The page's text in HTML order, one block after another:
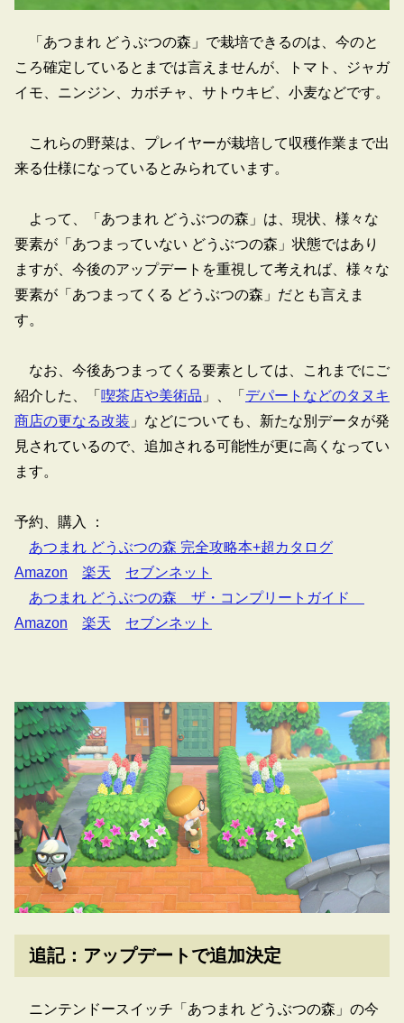
「あつまれ どうぶつの森」で栽培できるのは、今のと
ころ確定しているとまでは言えませんが、トマト、ジャガ
イモ、ニンジン、カボチャ、サトウキビ、小麦などです。
これらの野菜は、プレイヤーが栽培して収穫作業まで出
来る仕様になっているとみられています。
よって、「あつまれ どうぶつの森」は、現状、様々な
要素が「あつまっていない どうぶつの森」状態ではあり
ますが、今後のアップデートを重視して考えれば、様々な
要素が「あつまってくる どうぶつの森」だとも言えま
す。
なお、今後あつまってくる要素としては、これまでにご
紹介した、「 喫茶店や美術品 」、「 デパートなどのタヌキ
商店の更なる改装 」などについても、新たな別データが発
見されているので、追加される可能性が更に高くなってい
ます。
予約、購入 ：
あつまれ どうぶつの森 完全攻略本+超カタログ
Amazon
楽天
セブンネット
あつまれ どうぶつの森 ザ・コンプリートガイド
Amazon
楽天 セブンネット
追記：アップデートで追加決定
ニンテンドースイッチ「あつまれ どうぶつの森」の今